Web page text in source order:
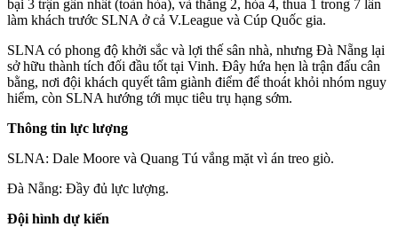
bại 3 trận gần nhất (toàn hòa), và thắng 2, hòa 4, thua 1 trong 7 lần
làm khách trước SLNA ở cả V.League và Cúp Quốc gia.
SLNA có phong độ khởi sắc và lợi thế sân nhà, nhưng Đà Nẵng lại
sở hữu thành tích đối đầu tốt tại Vinh. Đây hứa hẹn là trận đấu cân
bằng, nơi đội khách quyết tâm giành điểm để thoát khỏi nhóm nguy
hiểm, còn SLNA hướng tới mục tiêu trụ hạng sớm.
Thông tin lực lượng
SLNA: Dale Moore và Quang Tú vắng mặt vì án treo giò.
Đà Nẵng: Đầy đủ lực lượng.
Đội hình dự kiến